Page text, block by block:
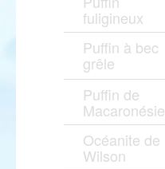
fuligineux
Puffin à bec
grêle
Puffin de
Macaronésie
Océanite de
Wilson